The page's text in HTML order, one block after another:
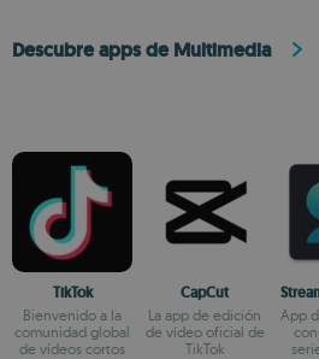
Descubre apps de Multimedia
TikTok
Bienvenido a la
comunidad global
de vídeos cortos
CapCut
La app de edición
de vídeo oficial de
TikTok
App